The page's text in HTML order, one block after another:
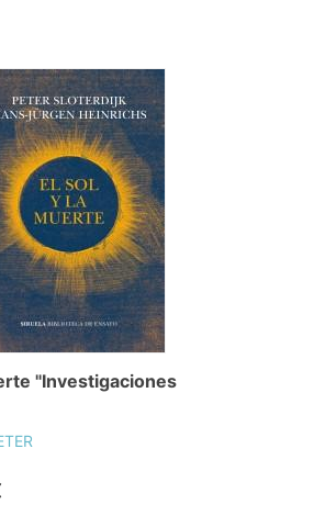
"Investigaciones